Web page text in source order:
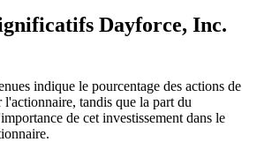
Dayforce, Inc.
indique le pourcentage des actions de
l'actionnaire, tandis que la part du
de cet investissement dans le